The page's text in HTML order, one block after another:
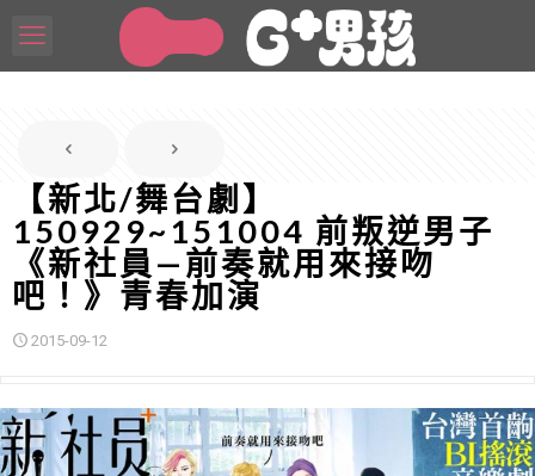
【新北/舞台劇】
150929~151004 前叛逆男子
《新社員—前奏就用來接吻
吧！》青春加演
2015-09-12